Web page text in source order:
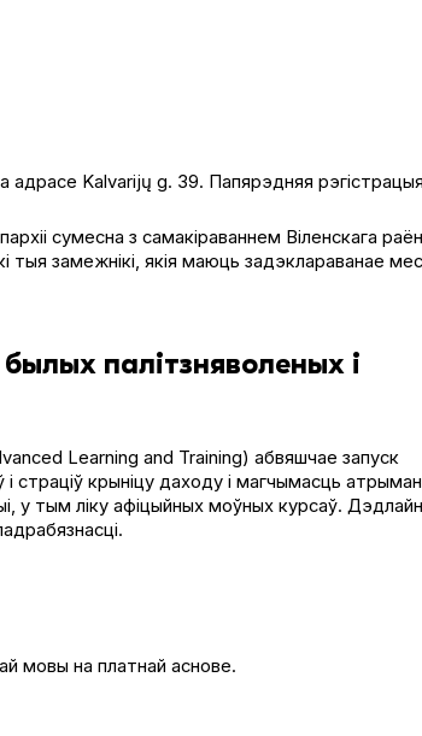
адрасе Kalvar­i­jų g. 39. Папярэдняя
сумесна з самакіраваннем Віленскага
замежнікі, якія маюць задэклараванае
палітзняволеных і
Learn­ing and Train­ing) абвяшчае запуск
страціў крыніцу даходу і магчымасць
у тым ліку афіцыйных моўных курсаў. Дэдлайн
мовы на платнай аснове.